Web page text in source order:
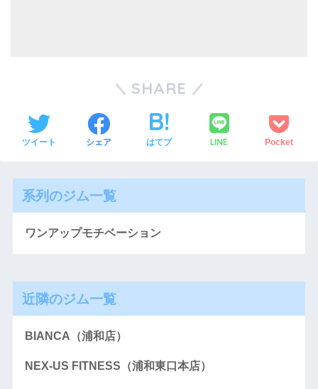
SHARE
ツイート シェア はてブ LINE Pocket
系列のジム一覧
ワンアップモチベーション
近隣のジム一覧
BIANCA（浦和店）
NEX-US FITNESS（浦和東口本店）